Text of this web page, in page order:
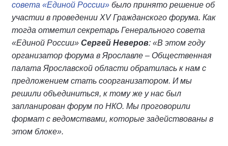
совета «Единой России» было принято решение об
участии в проведении XV Гражданского форума. Как
тогда отметил секретарь Генерального совета
«Единой России» Сергей Неверов: «В этом году
организатор форума в Ярославле – Общественная
палата Ярославской области обратилась к нам с
предложением стать соорганизатором. И мы
решили объединиться, к тому же у нас был
запланирован форум по НКО. Мы проговорили
формат с ведомствами, которые задействованы в
этом блоке».